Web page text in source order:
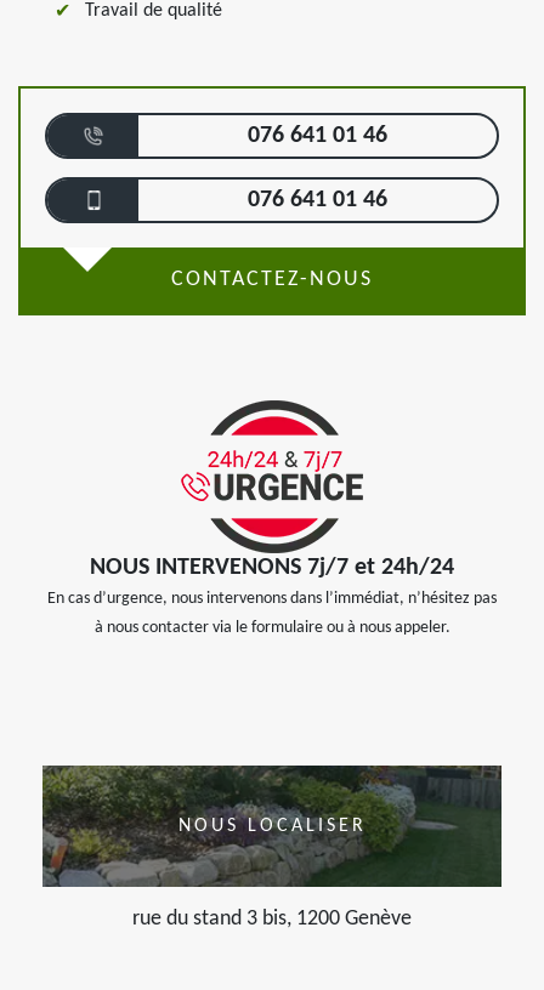
Travail de qualité
076 641 01 46
076 641 01 46
CONTACTEZ-NOUS
NOUS INTERVENONS 7j/7 et 24h/24
En cas d’urgence, nous intervenons dans l’immédiat, n’hésitez pas
à nous contacter via le formulaire ou à nous appeler.
NOUS LOCALISER
rue du stand 3 bis, 1200 Genève